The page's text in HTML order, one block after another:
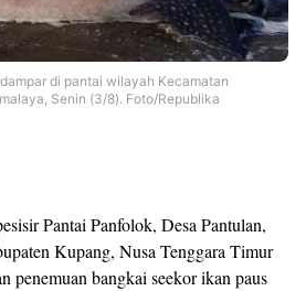
di pantai wilayah Kecamatan
Senin (3/8). Foto/Republika
Pantai Panfolok, Desa Pantulan,
Kupang, Nusa Tenggara Timur
penemuan bangkai seekor ikan paus